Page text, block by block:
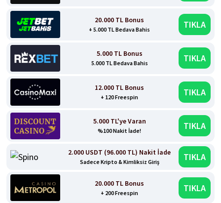
20.000 TL Bonus
+ 5.000 TL Bedava Bahis TIKLA
5.000 TL Bonus
5.000 TL Bedava Bahis TIKLA
12.000 TL Bonus
+ 120 Freespin TIKLA
5.000 TL'ye Varan
%100 Nakit İade! TIKLA
2.000 USDT (96.000 TL) Nakit İade
Sadece Kripto & Kimliksiz Giriş TIKLA
20.000 TL Bonus
+ 200 Freespin TIKLA